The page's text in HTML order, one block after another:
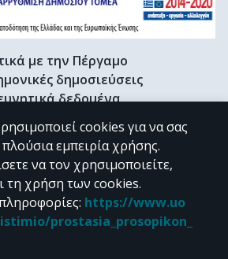
με την Πέργαμο
δημοσιεύσεις
δεδομένα
& Γκρίζα βιβλιογραφία
Ερευνητή
CC BY-NC 4.0
το υλικό της "Περγάμου" διατίθεται
cookies για να σας
εμπειρία χρήσης.
να τον χρησιμοποιείτε,
τη χρήση των cookies.
: https://www.uo
prostasia_prosopikon_